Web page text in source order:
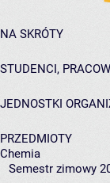
NA SKRÓTY
STUDENCI,
JEDNOSTKI
PRZEDMIOTY
Chemia
Semestr zimowy